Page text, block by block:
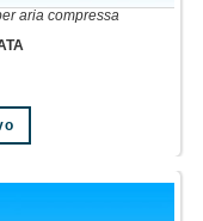
aria compressa